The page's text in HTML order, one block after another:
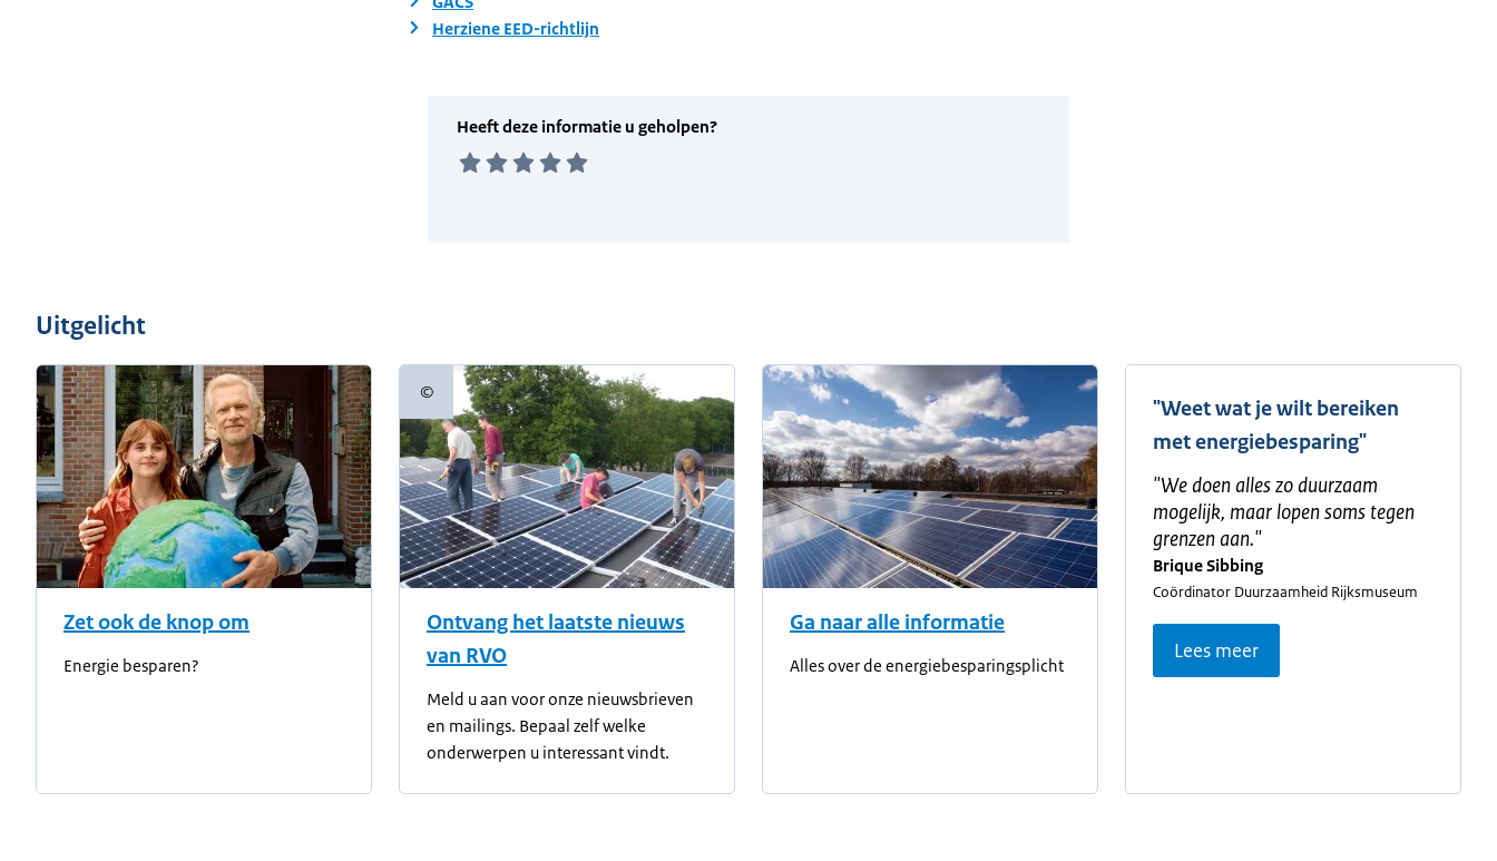
Herziene EED-richtlijn
Uitgelicht
Zet ook de knop om
Energie besparen?
©Copyrightinformatie
Ontvang het laatste nieuws
van RVO
Meld u aan voor onze nieuwsbrieven
en mailings. Bepaal zelf welke
onderwerpen u interessant vindt.
Ga naar alle informatie
Alles over de energiebesparingsplicht
"Weet wat je wilt bereiken
met energiebesparing"
"We doen alles zo duurzaam
mogelijk, maar lopen soms tegen
grenzen aan."
Brique Sibbing
Coördinator Duurzaamheid Rijksmuseum
Lees meer